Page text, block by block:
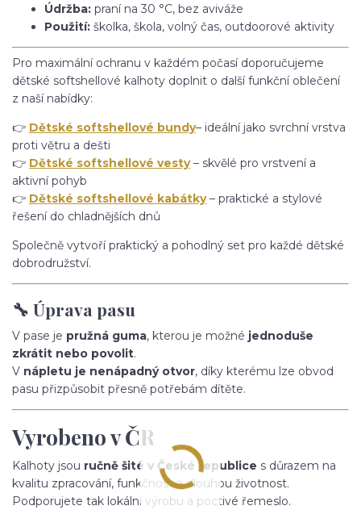
Údržba: praní na 30 °C, bez aviváže
Použití: školka, škola, volný čas, outdoorové aktivity
Pro maximální ochranu v každém počasí doporučujeme
dětské softshellové kalhoty doplnit o další funkční oblečení
z naší nabídky:
👉 Dětské softshellové bundy– ideální jako svrchní vrstva
proti větru a dešti
👉 Dětské softshellové vesty– skvělé pro vrstvení a
aktivní pohyb
👉 Dětské softshellové kabátky– praktické a stylové
řešení do chladnějších dnů
Společně vytvoří praktický a pohodlný set pro každé dětské
dobrodružství.
🔧 Úprava pasu
V pase je pružná guma, kterou je možné jednoduše
zkrátit nebo povolit.
V nápletu je nenápadný otvor, díky kterému lze obvod
pasu přizpůsobit přesně potřebám dítěte.
Vyrobeno v ČR
Kalhoty jsou ručně šité v České republice s důrazem na
kvalitu zpracování, funkčnost a dlouhou životnost.
Podporujete tak lokální výrobu a poctivé řemeslo.